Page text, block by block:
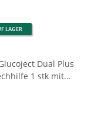
LAGER